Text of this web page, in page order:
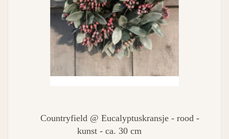
Countryfield @ Eucalyptuskransje - rood -
kunst - ca. 30 cm